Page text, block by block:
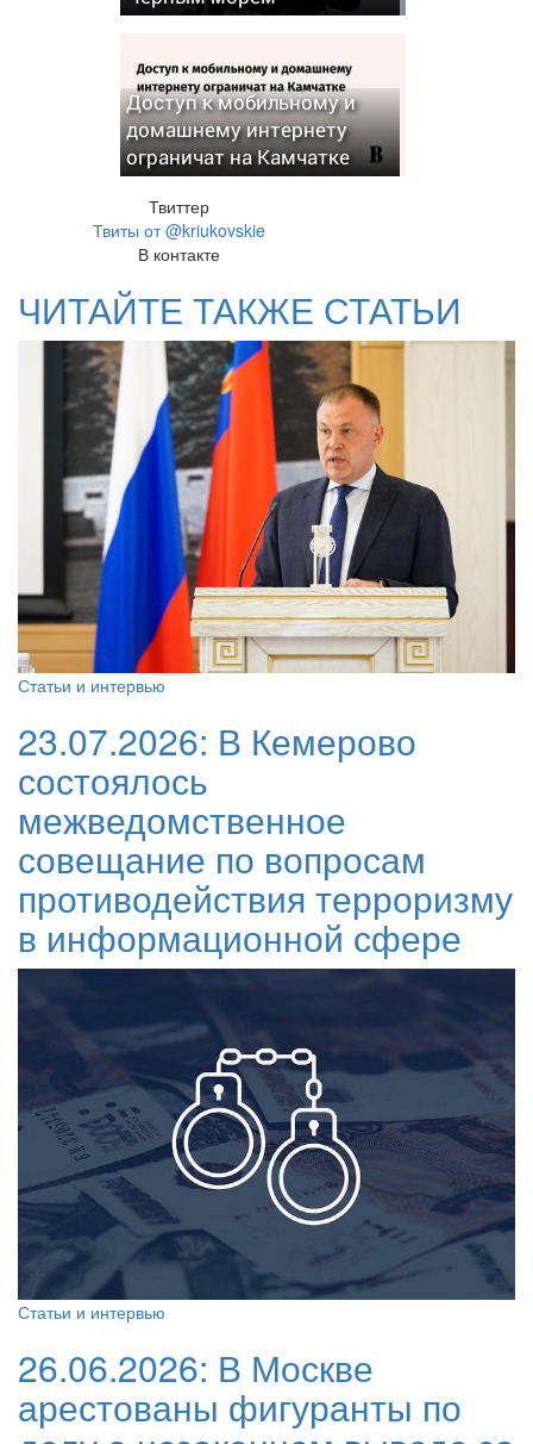
Доступ к мобильному и
домашнему интернету
ограничат на Камчатке
Твиттер
Твиты от @kriukovskie
В контакте
ЧИТАЙТЕ ТАКЖЕ СТАТЬИ
Статьи и интервью
23.07.2026: В Кемерово
состоялось
межведомственное
совещание по вопросам
противодействия терроризму
в информационной сфере
Статьи и интервью
26.06.2026: В Москве
арестованы фигуранты по